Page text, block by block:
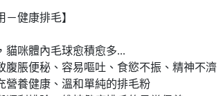
－健康排毛】
貓咪體內毛球愈積愈多...
腹脹便秘、容易嘔吐、食慾不振、精神不濟
營養健康、溫和單純的排毛粉